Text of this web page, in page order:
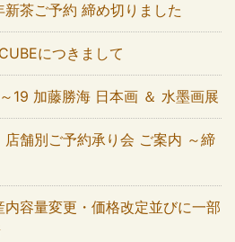
新茶ご予約 締め切りました
につきまして
19 加藤勝海 日本画 ＆ 水墨画展
店舗別ご予約承り会 ご案内 ～締
内容量変更・価格改定並びに一部